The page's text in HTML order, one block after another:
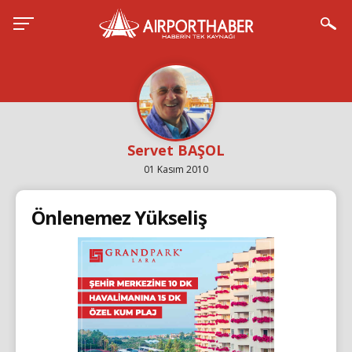
Servet BAŞOL
01 Kasım 2010
Önlenemez Yükseliş